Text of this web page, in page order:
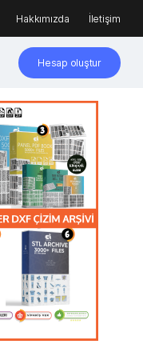
Hakkımızda İletişim
Hesap oluştur